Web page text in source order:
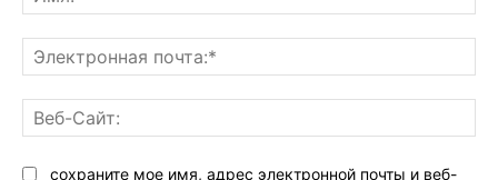
сохраните мое имя, адрес электронной почты и веб-